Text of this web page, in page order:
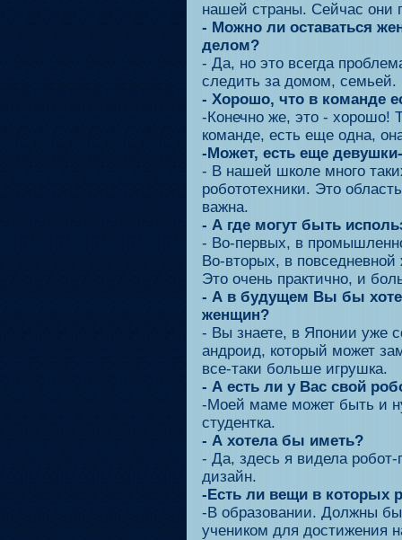
нашей страны. Сейчас они
- Можно ли оставаться
делом?
- Да, но это всегда
следить за домом,
- Хорошо, что в команде
-Конечно же, это - хорошо!
команде, есть еще одна,
-Может, есть еще
- В нашей школе много
робототехники. Это
важна.
- А где могут быть
- Во-первых, в
Во-вторых, в
Это очень практично, и
- А в будущем Вы бы
женщин?
- Вы знаете, в Японии уже
андроид, который может
все-таки больше игрушка.
- А есть ли у Вас свой
-Моей маме может быть и
студентка.
- А хотела бы иметь?
- Да, здесь я видела
дизайн.
-Есть ли вещи в которых
-В образовании. Должны
учеником для достижения